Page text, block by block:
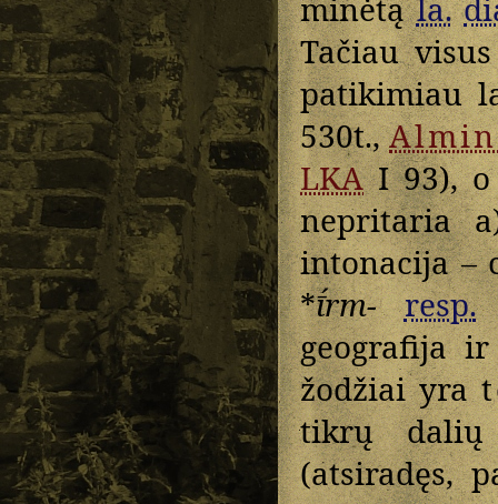
minėtąla.
Tačiau
patikimiau
530t.,
LKAI 93), o
nepritaria
intonacija –
*ī́rm-
resp.
geografija
žodžiai yra
tikrų dalių
(atsiradęs,